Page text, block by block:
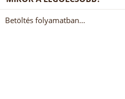
Betöltés folyamatban...